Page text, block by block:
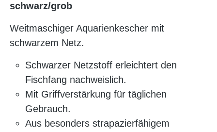
schwarz/grob
Weitmaschiger Aquarienkescher mit
schwarzem Netz.
Schwarzer Netzstoff erleichtert den
Fischfang nachweislich.
Mit Griffverstärkung für täglichen
Gebrauch.
Aus besonders strapazierfähigem